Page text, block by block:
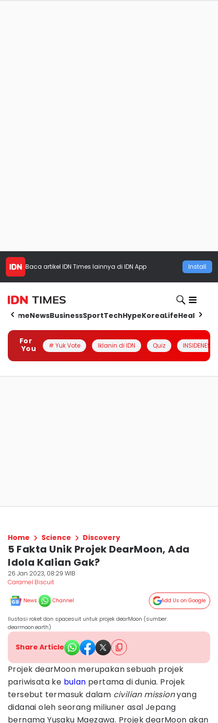
Baca artikel IDN Times lainnya di IDN App Install
HomeNewsBusinessSportTechHypeKoreaLifeHealth
For
You
# Yuk Vote Iklanin di IDN Quiz INSIDENESIA
Home Science Discovery
5 Fakta Unik Projek DearMoon, Ada
Idola Kalian Gak?
26 Jan 2023, 08:29 WIB
Caramel Biscuit
News Channel Add Us on Google
Ilustasi roket dan spacesuit untuk projek dearMoon (sumber:
dearmoon.earth)
Share Article
Projek dearMoon merupakan sebuah projek
pariwisata ke bulan pertama di dunia. Projek
tersebut termasuk dalam civilian missionyang
didanai oleh seorang miliuner asal Jepang
bernama Yusaku Maezawa. Projek dearMoon akan